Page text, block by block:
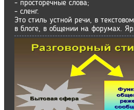
- просторечные слова;
- сленг.
Это стиль устной речи, в
в блоге, в общении на форумах.